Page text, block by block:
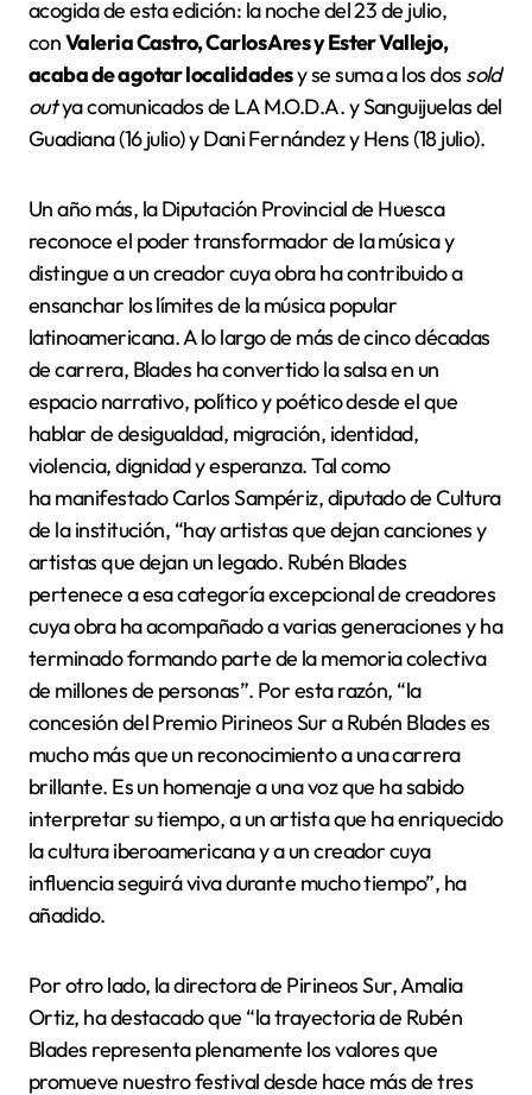
acogida de esta edición: la noche del 23 de julio,
conValeria Castro, Carlos Ares y Ester Vallejo,
acaba de agotar localidadesy se suma a los dos sold
outya comunicados de LA M.O.D.A. y Sanguijuelas del
Guadiana (16 julio) y Dani Fernández y Hens (18 julio).
Un año más, la Diputación Provincial de Huesca
reconoce el poder transformador de la música y
distingue a un creador cuya obra ha contribuido a
ensanchar los límites de la música popular
latinoamericana. A lo largo de más de cinco décadas
de carrera, Blades ha convertido la salsa en un
espacio narrativo, político y poético desde el que
hablar de desigualdad, migración, identidad,
violencia, dignidad y esperanza. Tal como
ha manifestado Carlos Sampériz, diputado de Cultura
de la institución, “hay artistas que dejan canciones y
artistas que dejan un legado. Rubén Blades
pertenece a esa categoría excepcional de creadores
cuya obra ha acompañado a varias generaciones y ha
terminado formando parte de la memoria colectiva
de millones de personas”. Por esta razón, “la
concesión del Premio Pirineos Sur a Rubén Blades es
mucho más que un reconocimiento a una carrera
brillante. Es un homenaje a una voz que ha sabido
interpretar su tiempo, a un artista que ha enriquecido
la cultura iberoamericana y a un creador cuya
influencia seguirá viva durante mucho tiempo”, ha
añadido.
Por otro lado, la directora de Pirineos Sur, Amalia
Ortiz, ha destacado que “la trayectoria de Rubén
Blades representa plenamente los valores que
promueve nuestro festival desde hace más de tres